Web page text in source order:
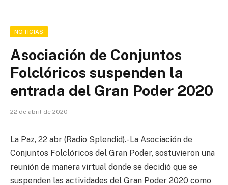
NOTICIAS
Asociación de Conjuntos
Folclóricos suspenden la
entrada del Gran Poder 2020
22 de abril de 2020
La Paz, 22 abr (Radio Splendid).- La Asociación de
Conjuntos Folclóricos del Gran Poder, sostuvieron una
reunión de manera virtual donde se decidió que se
suspenden las actividades del Gran Poder 2020 como